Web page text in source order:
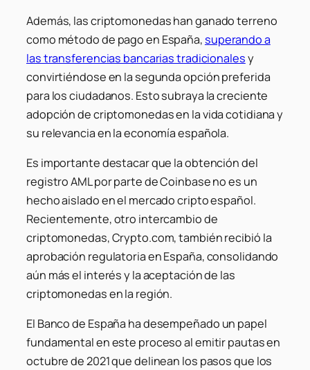
Además, las criptomonedas han ganado terreno
como método de pago en España, superando a
las transferencias bancarias tradicionalesy
convirtiéndose en la segunda opción preferida
para los ciudadanos. Esto subraya la creciente
adopción de criptomonedas en la vida cotidiana y
su relevancia en la economía española.
Es importante destacar que la obtención del
registro AML por parte de Coinbase no es un
hecho aislado en el mercado cripto español.
Recientemente, otro intercambio de
criptomonedas, Crypto.com, también recibió la
aprobación regulatoria en España, consolidando
aún más el interés y la aceptación de las
criptomonedas en la región.
El Banco de España ha desempeñado un papel
fundamental en este proceso al emitir pautas en
octubre de 2021 que delinean los pasos que los